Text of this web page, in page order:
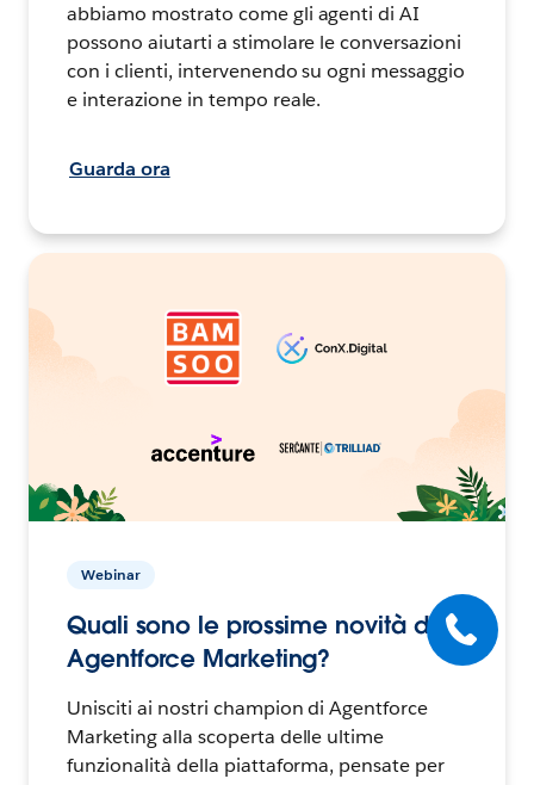
abbiamo mostrato come gli agenti di AI
possono aiutarti a stimolare le conversazioni
con i clienti, intervenendo su ogni messaggio
e interazione in tempo reale.
Guarda ora
Webinar
Quali sono le prossime novità di
Agentforce Marketing?
Unisciti ai nostri champion di Agentforce
Marketing alla scoperta delle ultime
funzionalità della piattaforma, pensate per